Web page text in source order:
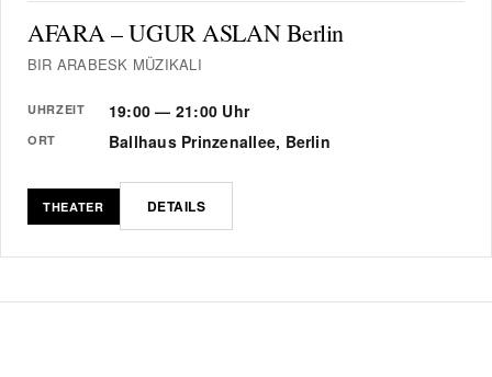
AFARA – UGUR ASLAN Berlin
BIR ARABESK MÜZIKALI
UHRZEIT 19:00 — 21:00 Uhr
ORT Ballhaus Prinzenallee, Berlin
THEATER DETAILS